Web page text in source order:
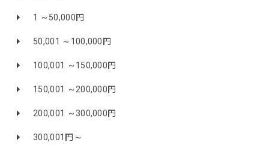
1 ～50,000円
50,001 ～100,000円
100,001 ～150,000円
150,001 ～200,000円
200,001 ～300,000円
300,001円～